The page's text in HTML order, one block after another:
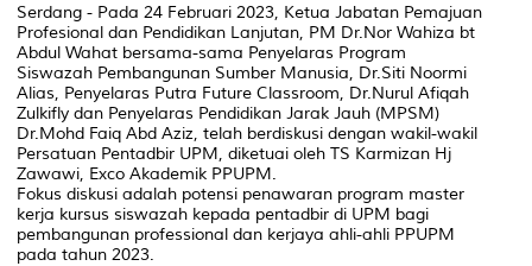
Serdang - Pada 24 Februari 2023, Ketua Jabatan Pemajuan
Profesional dan Pendidikan Lanjutan, PM Dr.Nor Wahiza bt
Abdul Wahat bersama-sama Penyelaras Program
Siswazah Pembangunan Sumber Manusia, Dr.Siti Noormi
Alias, Penyelaras Putra Future Classroom, Dr.Nurul Afiqah
Zulkifly dan Penyelaras Pendidikan Jarak Jauh (MPSM)
Dr.Mohd Faiq Abd Aziz, telah berdiskusi dengan wakil-wakil
Persatuan Pentadbir UPM, diketuai oleh TS Karmizan Hj
Zawawi, Exco Akademik PPUPM.
Fokus diskusi adalah potensi penawaran program master
kerja kursus siswazah kepada pentadbir di UPM bagi
pembangunan professional dan kerjaya ahli-ahli PPUPM
pada tahun 2023.